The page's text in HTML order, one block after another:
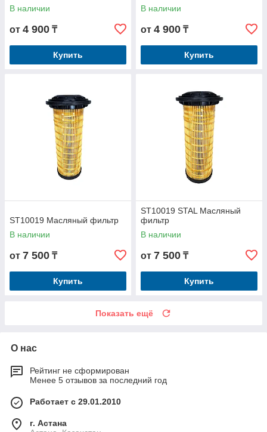
В наличии
от 4 900 ₸
Купить
В наличии
от 4 900 ₸
Купить
ST10019 Масляный фильтр
В наличии
от 7 500 ₸
Купить
ST10019 STAL Масляный
фильтр
В наличии
от 7 500 ₸
Купить
Показать ещё
О нас
Рейтинг не сформирован
Менее 5 отзывов за последний год
Работает с 29.01.2010
г. Астана